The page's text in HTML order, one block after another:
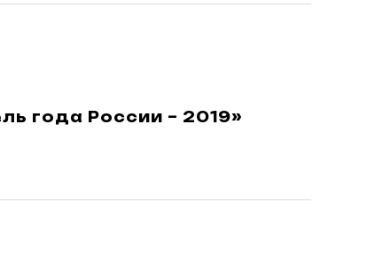
года России – 2019»